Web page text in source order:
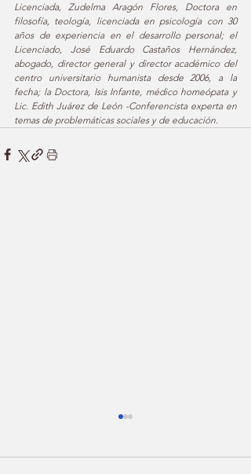
Licenciada, Zudelma Aragón Flores, Doctora en
filosofía, teología, licenciada en psicología con 30
años de experiencia en el desarrollo personal; el
Licenciado, José Eduardo Castaños Hernández,
abogado, director general y director académico del
centro universitario humanista desde 2006, a la
fecha; la Doctora, Isis Infante, médico homeópata y
Lic. Edith Juárez de León -Conferencista experta en
temas de problemáticas sociales y de educación.